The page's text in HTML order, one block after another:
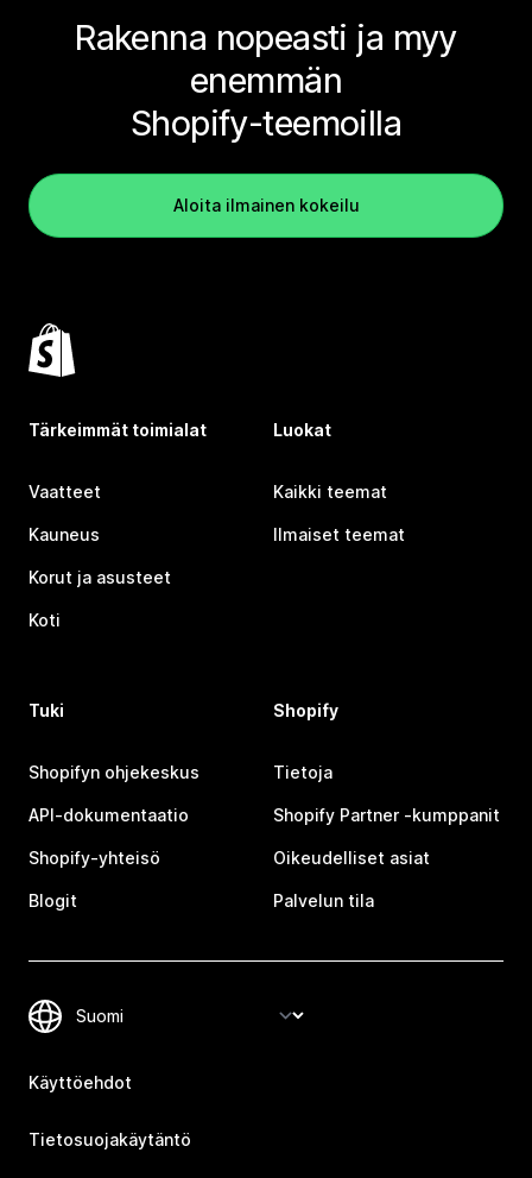
Rakenna nopeasti ja myy
enemmän
Shopify-teemoilla
Aloita ilmainen kokeilu
Tärkeimmät toimialat
Vaatteet
Kauneus
Korut ja asusteet
Koti
Luokat
Kaikki teemat
Ilmaiset teemat
Tuki
Shopifyn ohjekeskus
API-dokumentaatio
Shopify-yhteisö
Blogit
Shopify
Tietoja
Shopify Partner ‑kumppanit
Oikeudelliset asiat
Palvelun tila
Käyttöehdot
Tietosuojakäytäntö